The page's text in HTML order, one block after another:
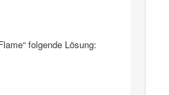
folgende Lösung: